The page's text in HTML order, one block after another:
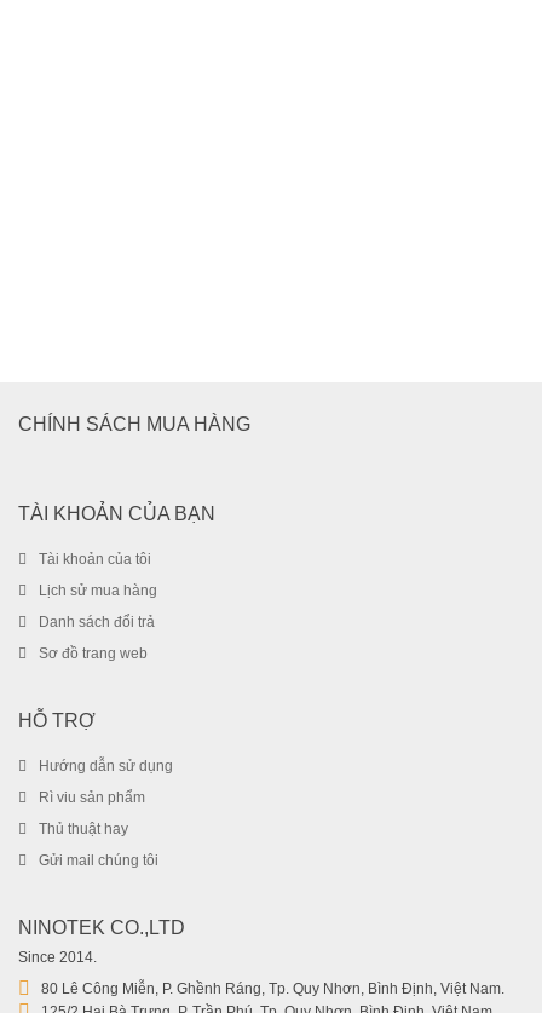
Combo Pin Sạc Kingma KM-FW50 (For Sony)
Nikon D3100 D3200 D3300 D3500 D5100 D5200 D5300 D5500
CHÍNH SÁCH MUA HÀNG
TÀI KHOẢN CỦA BẠN
Tài khoản của tôi
Lịch sử mua hàng
Danh sách đổi trả
Sơ đồ trang web
HỖ TRỢ
Hướng dẫn sử dụng
Rì viu sản phẩm
Thủ thuật hay
Gửi mail chúng tôi
NINOTEK CO.,LTD
Since 2014.
80 Lê Công Miễn, P. Ghềnh Ráng, Tp. Quy Nhơn, Bình Định, Việt Nam.